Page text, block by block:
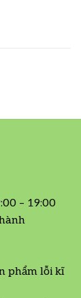
– 19:00
phẩm lỗi kĩ